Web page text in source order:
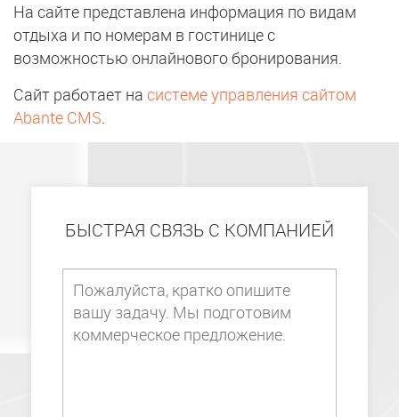
На сайте представлена информация по видам
отдыха и по номерам в гостинице с
возможностью онлайнового бронирования.
Сайт работает на системе управления сайтом
Abante CMS.
БЫСТРАЯ СВЯЗЬ С КОМПАНИЕЙ